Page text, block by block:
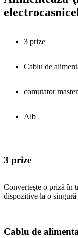
3 prize
Cablu de
comutator master
Alb
3 prize
Converteşte o priză în
dispozitive la o singură
Cablu de